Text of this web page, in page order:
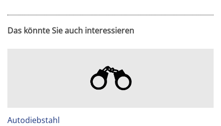
Das könnte Sie auch interessieren
Autodiebstahl